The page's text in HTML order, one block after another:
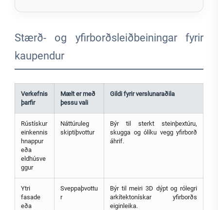
Stærð- og yfirborðsleiðbeiningar fyrir
kaupendur
Verkefnis
þarfir
Mælt er með
þessu vali
Gildi fyrir verslunaraðila
Rústískur
einkennis
hnappur
eða
eldhúsve
ggur
Náttúruleg
skiptiþvottur
Býr til sterkt steinþextúru,
skugga og ólíku vegg yfirborð
áhrif.
Ytri
fasade
eða
Sveppaþvottu
r
Býr til meiri 3D dýpt og rólegri
arkítektonískar yfirborðs
eiginleika.